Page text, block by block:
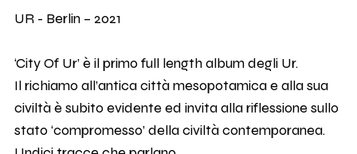
UR - Berlin – 2021
‘City Of Ur’ è il primo full length album degli Ur.
Il richiamo all’antica città mesopotamica e alla sua
civiltà è subito evidente ed invita alla riflessione sullo
stato ‘compromesso’ della civiltà contemporanea.